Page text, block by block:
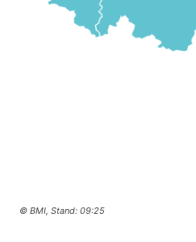
© BMI, Stand: 09:25